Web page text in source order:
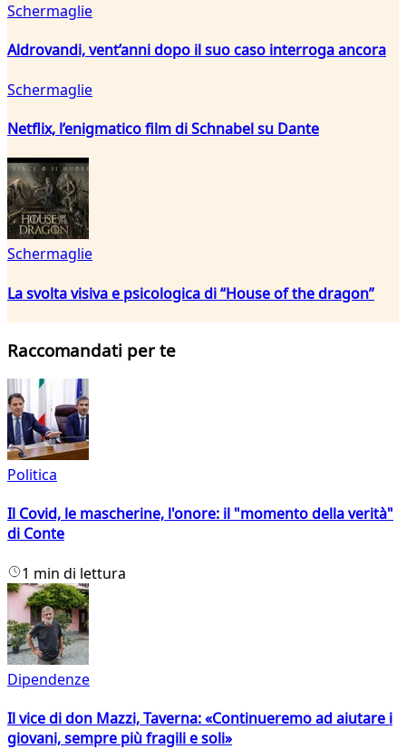
Schermaglie
Aldrovandi, vent’anni dopo il suo caso interroga ancora
Schermaglie
Netflix, l’enigmatico film di Schnabel su Dante
Schermaglie
La svolta visiva e psicologica di “House of the dragon”
Raccomandati per te
Politica
Il Covid, le mascherine, l'onore: il "momento della verità"
di Conte
1 min di lettura
Dipendenze
Il vice di don Mazzi, Taverna: «Continueremo ad aiutare i
giovani, sempre più fragili e soli»